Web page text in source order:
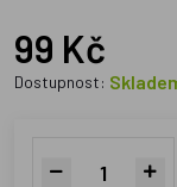
99 Kč
Dostupnost: